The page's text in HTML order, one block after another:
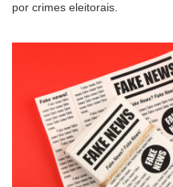
por crimes eleitorais.